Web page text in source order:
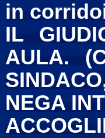
in
IL
AULA.
NEGA